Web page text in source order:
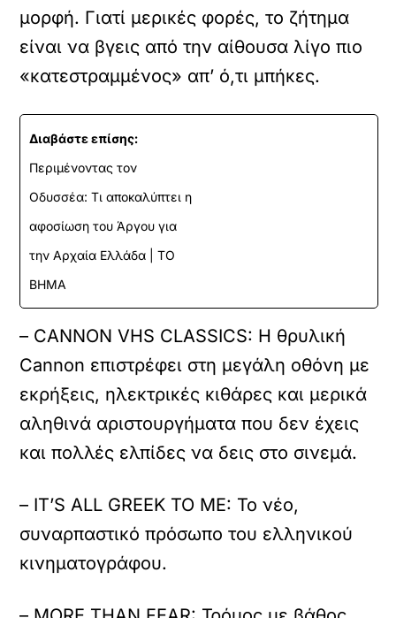
μορφή. Γιατί μερικές φορές, το ζήτημα
είναι να βγεις από την αίθουσα λίγο πιο
«κατεστραμμένος» απ’ ό,τι μπήκες.
Διαβάστε επίσης:
Περιμένοντας τον
Οδυσσέα: Τι αποκαλύπτει η
αφοσίωση του Άργου για
την Αρχαία Ελλάδα | ΤΟ
ΒΗΜΑ
– CANNON VHS CLASSICS: Η θρυλική
Cannon επιστρέφει στη μεγάλη οθόνη με
εκρήξεις, ηλεκτρικές κιθάρες και μερικά
αληθινά αριστουργήματα που δεν έχεις
και πολλές ελπίδες να δεις στο σινεμά.
– IT’S ALL GREEK TO ME: Το νέο,
συναρπαστικό πρόσωπο του ελληνικού
κινηματογράφου.